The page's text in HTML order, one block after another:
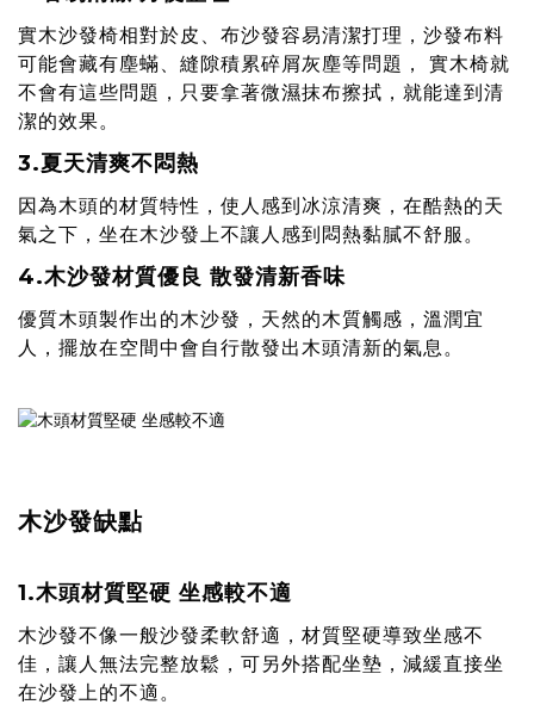
實木沙發椅相對於皮、布沙發容易清潔打理，沙發布料
可能會藏有塵蟎、縫隙積累碎屑灰塵等問題， 實木椅就
不會有這些問題，只要拿著微濕抹布擦拭，就能達到清
潔的效果。
3.夏天清爽不悶熱
因為木頭的材質特性，使人感到冰涼清爽，在酷熱的天
氣之下，坐在木沙發上不讓人感到悶熱黏膩不舒服。
4.木沙發材質優良 散發清新香味
優質木頭製作出的木沙發，天然的木質觸感，溫潤宜
人，擺放在空間中會自行散發出木頭清新的氣息。
木沙發缺點
1.木頭材質堅硬 坐感較不適
木沙發不像一般沙發柔軟舒適，材質堅硬導致坐感不
佳，讓人無法完整放鬆，可另外搭配坐墊，減緩直接坐
在沙發上的不適。